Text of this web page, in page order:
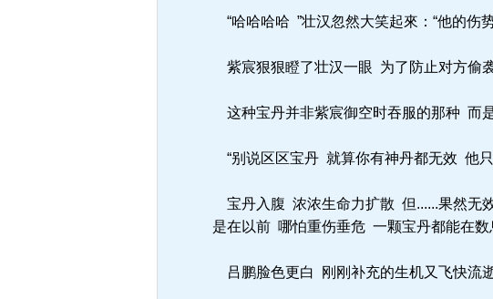
“哈哈哈哈 ”壮汉忽然大笑起來：“他的伤
紫宸狠狠瞪了壮汉一眼 为了防止对方偷
这种宝丹并非紫宸御空时吞服的那种 而
“别说区区宝丹 就算你有神丹都无效 他
宝丹入腹 浓浓生命力扩散 但......果然无
是在以前 哪怕重伤垂危 一颗宝丹都能在数
吕鹏脸色更白 刚刚补充的生机又飞快流